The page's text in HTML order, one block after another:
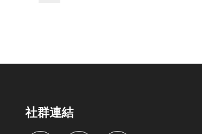
終止等相關權利，其詳細辦法、變更事
社群連結